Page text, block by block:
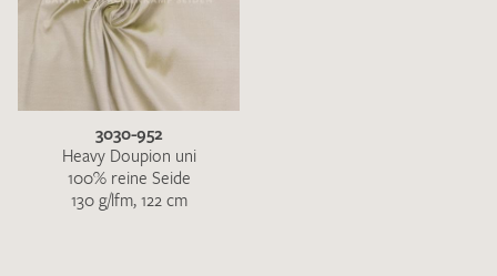
3030-952
Heavy Doupion uni
100% reine Seide
130 g/lfm, 122 cm